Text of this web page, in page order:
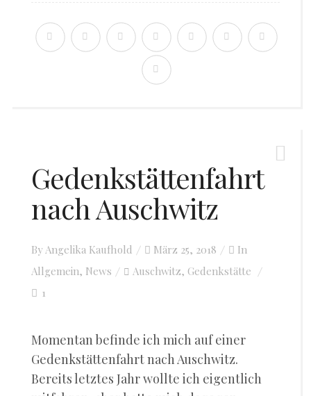
Gedenkstättenfahrt
nach Auschwitz
ByAngelika Kaufhold
Posted
on
März 25, 2018
In
Allgemein, News Auschwitz, Gedenkstätte
1
Momentan befinde ich mich auf einer
Gedenkstättenfahrt nach Auschwitz.
Bereits letztes Jahr wollte ich eigentlich